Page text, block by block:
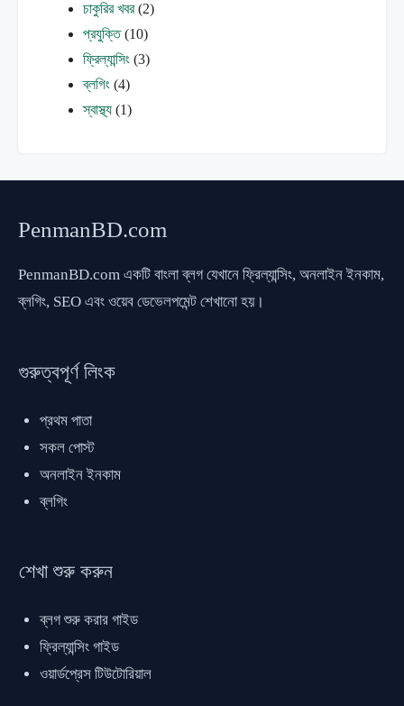
চাকুরির খবর(2)
প্রযুক্তি(10)
ফ্রিল্যান্সিং (3)
ব্লগিং (4)
স্বাস্থ্য (1)
PenmanBD.com
PenmanBD.com একটি বাংলা ব্লগ যেখানে ফ্রিল্যান্সিং, অনলাইন ইনকাম,
ব্লগিং, SEO এবং ওয়েব ডেভেলপমেন্ট শেখানো হয়।
গুরুত্বপূর্ণ লিংক
প্রথম পাতা
সকল পোস্ট
অনলাইন ইনকাম
ব্লগিং
শেখা শুরু করুন
ব্লগ শুরু করার গাইড
ফ্রিল্যান্সিং গাইড
ওয়ার্ডপ্রেস টিউটোরিয়াল